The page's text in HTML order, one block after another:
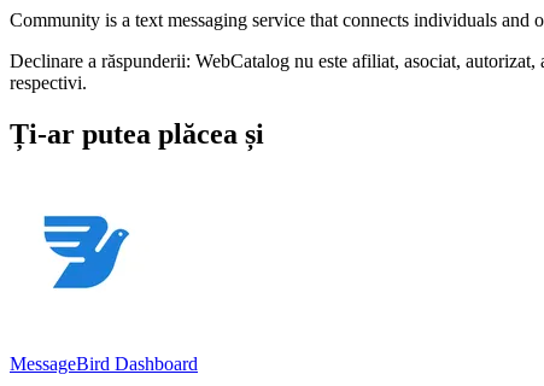
Community is a text messaging service that connects individuals and
Declinare a răspunderii: WebCatalog nu este afiliat, asociat,
respectivi.
Ți-ar putea plăcea și
MessageBird Dashboard